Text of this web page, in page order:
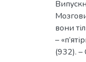
вони
–
(932). –